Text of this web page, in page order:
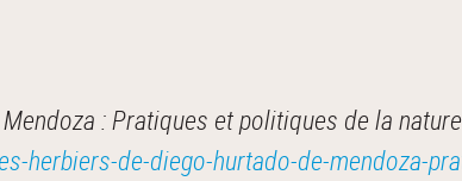
: Pratiques et politiques de la
herbiers-de-diego-hurtado-de-mendoza-